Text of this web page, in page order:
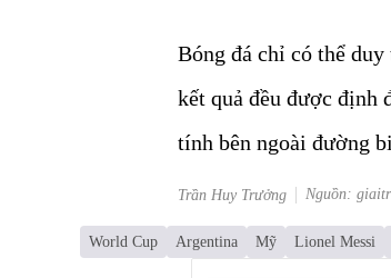
Bóng đá chỉ có thể
kết quả đều được định
tính bên ngoài đường
Trần Huy Trưởng Nguồn:
World Cup Argentina Mỹ Lionel Messi